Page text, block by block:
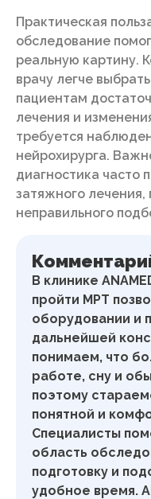
Практическая
обследование
реальную картину.
врачу легче
пациентам
лечения и
требуется
нейрохирурга.
диагностика часто
затяжного лечения,
неправильного
В клинике
пройти МРТ
оборудовании и
дальнейшей
понимаем, что
работе, сну и
поэтому
понятной и
Специалисты
область
подготовку и
удобное время.